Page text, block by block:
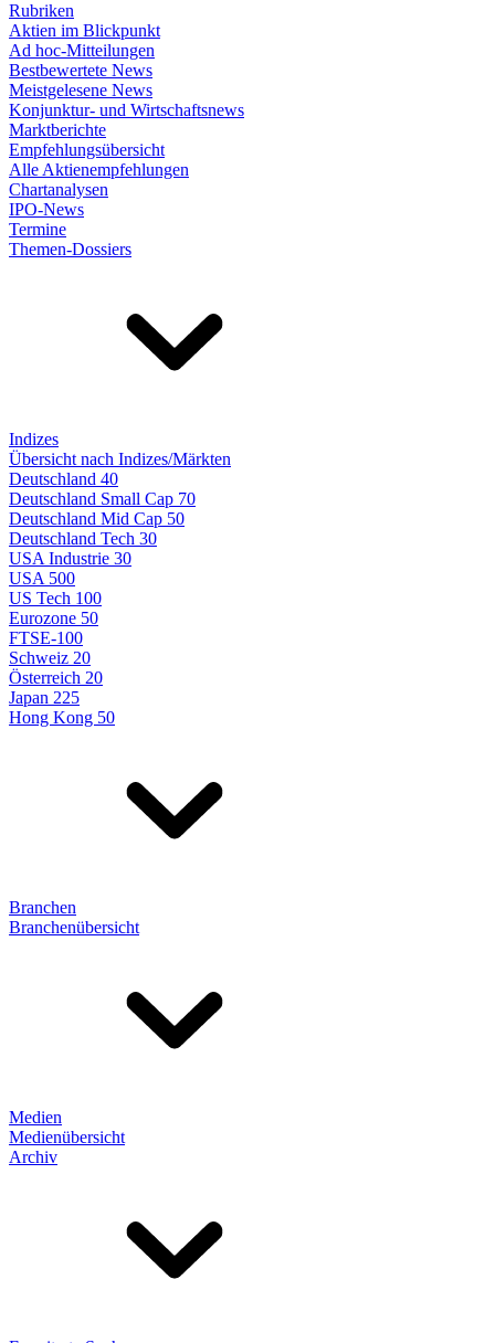
Rubriken
Aktien im Blickpunkt
Ad hoc-Mitteilungen
Bestbewertete News
Meistgelesene News
Konjunktur- und Wirtschaftsnews
Marktberichte
Empfehlungsübersicht
Alle Aktienempfehlungen
Chartanalysen
IPO-News
Termine
Themen-Dossiers
Indizes
Übersicht nach Indizes/Märkten
Deutschland 40
Deutschland Small Cap 70
Deutschland Mid Cap 50
Deutschland Tech 30
USA Industrie 30
USA 500
US Tech 100
Eurozone 50
FTSE-100
Schweiz 20
Österreich 20
Japan 225
Hong Kong 50
Branchen
Branchenübersicht
Medien
Medienübersicht
Archiv